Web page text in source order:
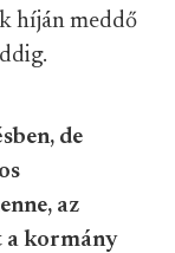
híján meddő
de
az
a kormány